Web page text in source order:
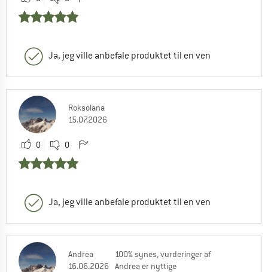
Ja, jeg ville anbefale produktet til en ven
Roksolana
15.07.2026
0 0
Ja, jeg ville anbefale produktet til en ven
Andrea
16.06.2026
100% synes, vurderinger af
Andrea er nyttige